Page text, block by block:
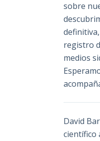
sobre
registro
medios
David
científico